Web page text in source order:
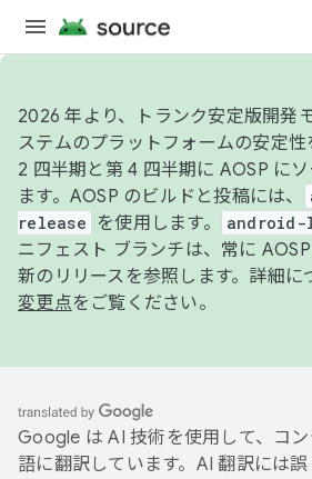
2026 年より、トランク安定版開発
ステムのプラットフォームの安定
2 四半期と第 4 四半期に AOSP に
ます。AOSP のビルドと投稿には、
release
を使用します。
ニフェスト ブランチは、常に
新のリリースを参照します。詳細に
変更点をご覧ください。
Google は AI 技術を使用して、コ
語に翻訳しています。AI 翻訳には